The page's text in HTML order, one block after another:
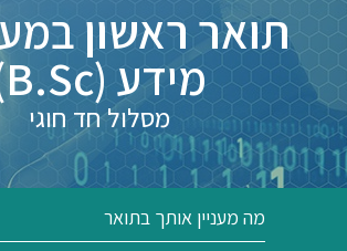
תואר
ראשון
היחידה
ללימודי
אנגלית
ועברית
תואר ראשון
מידע (B.Sc)
מסלול חד חוגי
מה מעניין אותך בתואר